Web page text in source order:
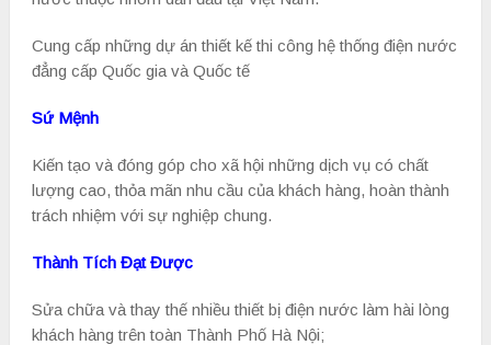
Cung cấp những dự án thiết kế thi công hệ thống điện nước
đẳng cấp Quốc gia và Quốc tế
Sứ Mệnh
Kiến tạo và đóng góp cho xã hội những dịch vụ có chất
lượng cao, thỏa mãn nhu cầu của khách hàng, hoàn thành
trách nhiệm với sự nghiệp chung.
Thành Tích Đạt Được
Sửa chữa và thay thế nhiều thiết bị điện nước làm hài lòng
khách hàng trên toàn Thành Phố Hà Nội;